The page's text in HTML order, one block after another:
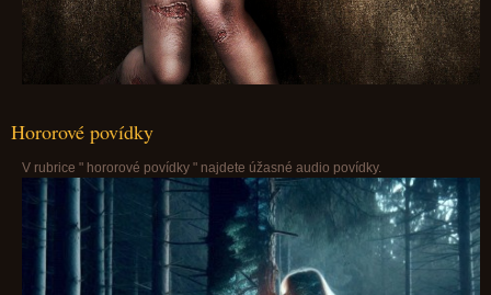
Hororové povídky
V rubrice " hororové povídky " najdete úžasné audio povídky.